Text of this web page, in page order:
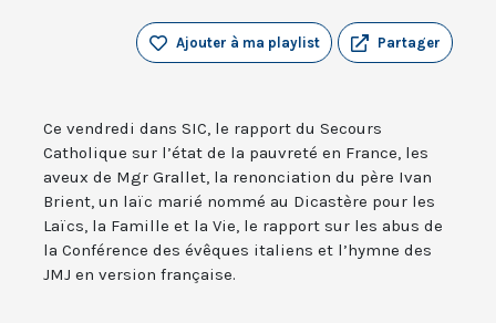
Partager
Ajouter à ma playlist
Ce vendredi dans SIC, le rapport du Secours
Catholique sur l’état de la pauvreté en France, les
aveux de Mgr Grallet, la renonciation du père Ivan
Brient, un laïc marié nommé au Dicastère pour les
Laïcs, la Famille et la Vie, le rapport sur les abus de
la Conférence des évêques italiens et l’hymne des
JMJ en version française.